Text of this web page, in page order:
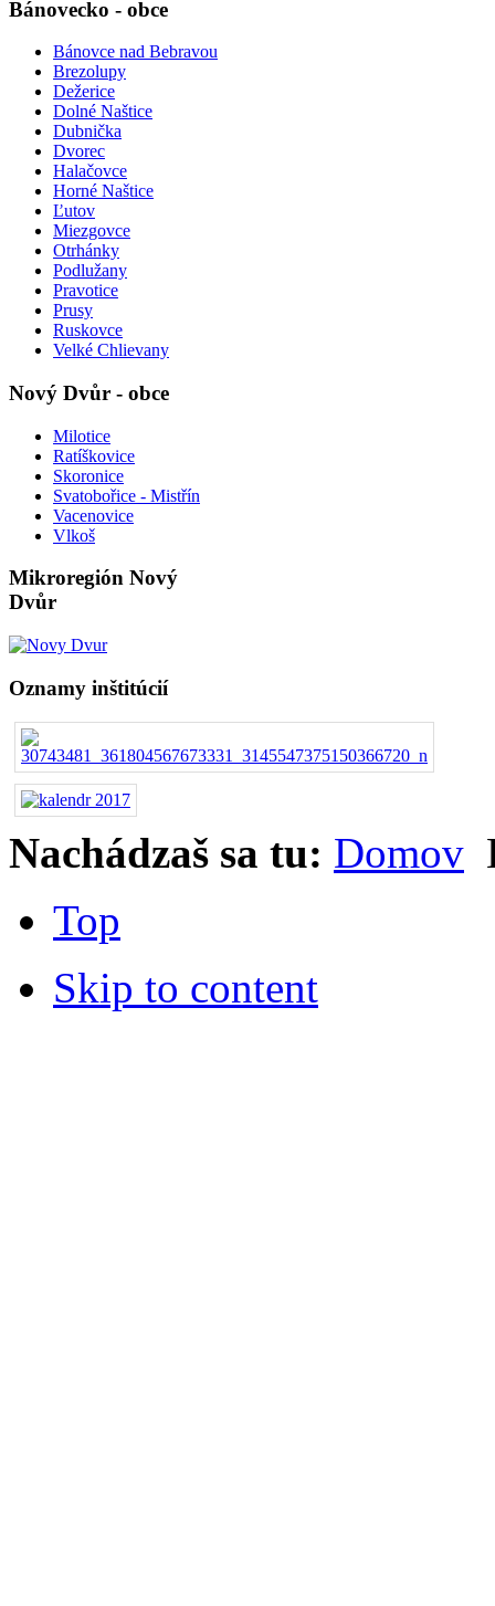
Bánovecko - obce
Bánovce nad Bebravou
Brezolupy
Dežerice
Dolné Naštice
Dubnička
Dvorec
Halačovce
Horné Naštice
Ľutov
Miezgovce
Otrhánky
Podlužany
Pravotice
Prusy
Ruskovce
Velké Chlievany
Nový Dvůr - obce
Milotice
Ratíškovice
Skoronice
Svatobořice - Mistřín
Vacenovice
Vlkoš
Mikroregión Nový
Dvůr
Oznamy inštitúcií
Nachádzaš sa tu: Domov
Top
Skip to content